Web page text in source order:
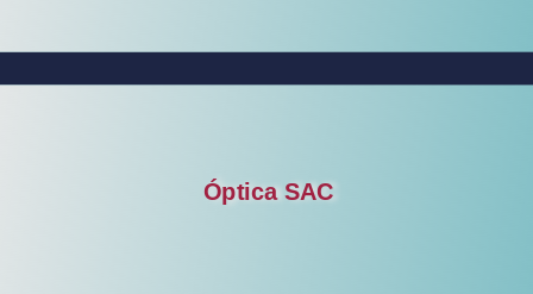
Óptica SAC